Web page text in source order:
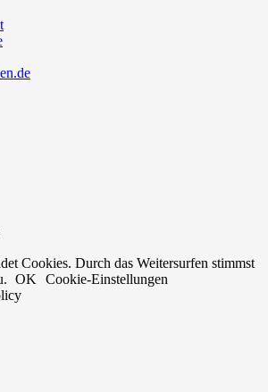
Cookies. Durch das Weitersurfen stimmst
OK
Cookie-Einstellungen